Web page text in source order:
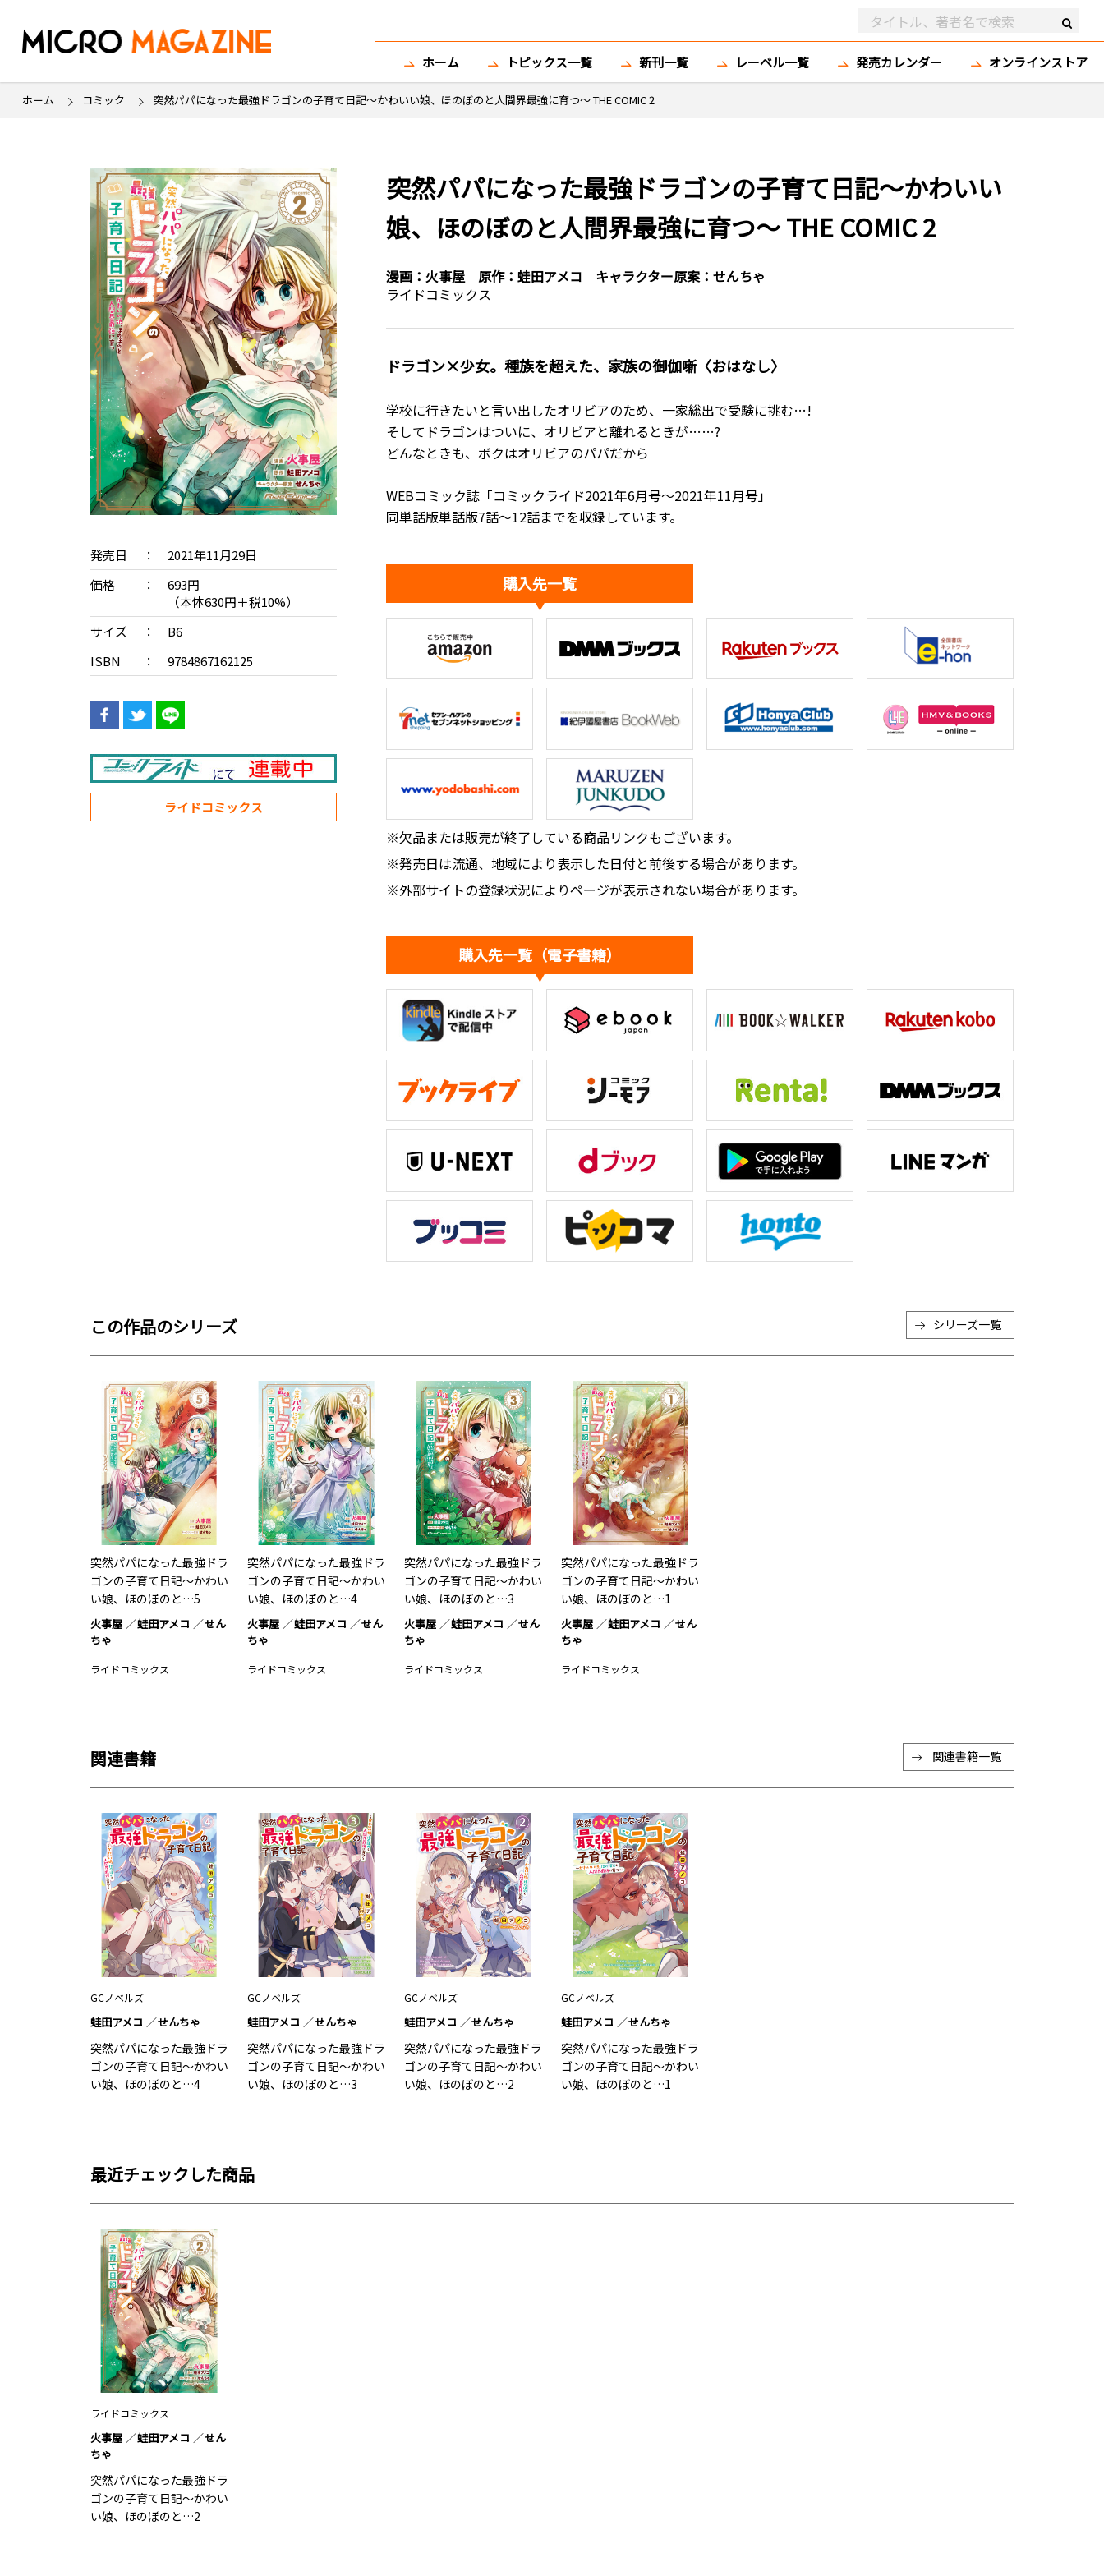
ホーム トピックス一覧 新刊一覧 レーベル一覧 発売カレンダー オンラインストア
ホーム コミック 突然パパになった最強ドラゴンの子育て日記～かわいい娘、ほのぼのと人間界最強に育つ～ THE COMIC 2
発売日
2021年11月29日
価格
693円
（本体630円＋税10%）
サイズ
B6
ISBN
9784867162125
ライドコミックス
突然パパになった最強ドラゴンの子育て日記～かわいい
娘、ほのぼのと人間界最強に育つ～ THE COMIC 2
漫画： 火事屋 原作： 蛙田アメコ キャラクター原案： せんちゃ
ライドコミックス
ドラゴン×少女。種族を超えた、家族の御伽噺〈おはなし〉
学校に行きたいと言い出したオリビアのため、一家総出で受験に挑む…!
そしてドラゴンはついに、オリビアと離れるときが……?
どんなときも、ボクはオリビアのパパだから――
WEBコミック誌「コミックライド2021年6月号～2021年11月号」
同単話版単話版7話～12話までを収録しています。
購入先一覧
※欠品または販売が終了している商品リンクもございます。
※発売日は流通、地域により表示した日付と前後する場合があります。
※外部サイトの登録状況によりページが表示されない場合があります。
購入先一覧（電子書籍）
この作品のシリーズ シリーズ一覧
突然パパになった最強ドラ
ゴンの子育て日記～かわい
い娘、ほのぼのと…5
火事屋 蛙田アメコ
せん
ちゃ
ライドコミックス
突然パパになった最強ドラ
ゴンの子育て日記～かわい
い娘、ほのぼのと…4
火事屋 蛙田アメコ
せん
ちゃ
ライドコミックス
突然パパになった最強ドラ
ゴンの子育て日記～かわい
い娘、ほのぼのと…3
火事屋 蛙田アメコ
せん
ちゃ
ライドコミックス
突然パパになった最強ドラ
ゴンの子育て日記～かわい
い娘、ほのぼのと…1
火事屋 蛙田アメコ
せん
ちゃ
ライドコミックス
関連書籍 関連書籍一覧
GCノベルズ
蛙田アメコ せんちゃ
突然パパになった最強ドラ
ゴンの子育て日記～かわい
い娘、ほのぼのと…4
GCノベルズ
蛙田アメコ せんちゃ
突然パパになった最強ドラ
ゴンの子育て日記～かわい
い娘、ほのぼのと…3
GCノベルズ
蛙田アメコ せんちゃ
突然パパになった最強ドラ
ゴンの子育て日記～かわい
い娘、ほのぼのと…2
GCノベルズ
蛙田アメコ せんちゃ
突然パパになった最強ドラ
ゴンの子育て日記～かわい
い娘、ほのぼのと…1
最近チェックした商品
ライドコミックス
火事屋 蛙田アメコ
せん
ちゃ
突然パパになった最強ドラ
ゴンの子育て日記～かわい
い娘、ほのぼのと…2